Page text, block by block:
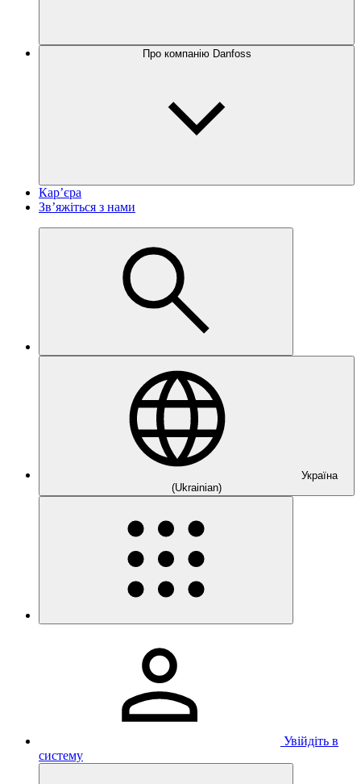
Про компанію Danfoss
Кар’єра
Зв’яжіться з нами
Україна
(Ukrainian)
Увійдіть в
систему